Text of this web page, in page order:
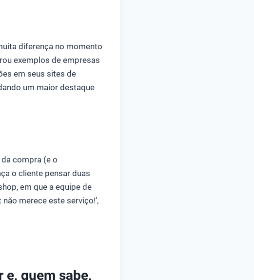
diferença no momento
exemplos de empresas
em seus sites de
um maior destaque
compra (e o
o cliente pensar duas
em que a equipe de
merece este serviço!’,
quem sabe,